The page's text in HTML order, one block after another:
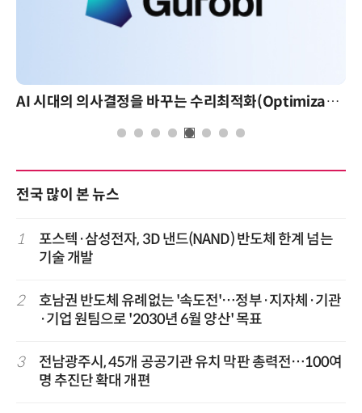
AI 시대의 의사결정을 바꾸는 수리최적화(Optimization): 실제 산업 적용 사례와 활용 전략 AI 핀옵
전국 많이 본 뉴스
1
포스텍·삼성전자, 3D 낸드(NAND) 반도체 한계 넘는
기술 개발
2
호남권 반도체 유례없는 '속도전'…정부·지자체·기관
·기업 원팀으로 '2030년 6월 양산' 목표
3
전남광주시, 45개 공공기관 유치 막판 총력전…100여
명 추진단 확대 개편